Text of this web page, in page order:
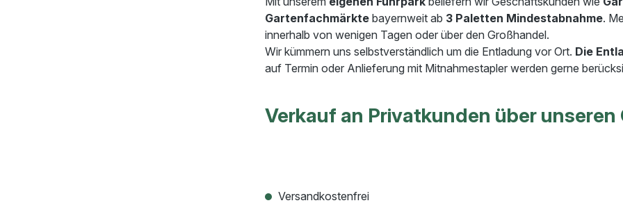
Gartenfachmärkte bayernweit ab 3 Paletten Mindestabnahme.
innerhalb von wenigen Tagen oder über den Großhandel.
Wir kümmern uns selbstverständlich um die Entladung vor Ort. Die
auf Termin oder Anlieferung mit Mitnahmestapler werden gerne
Verkauf an Privatkunden über unseren
Versandkostenfrei